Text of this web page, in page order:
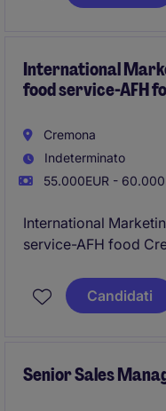
International
food service-AFH
Cremona
Indeterminato
55.000EUR -
International
service-AFH food
Candidati
Senior Sales